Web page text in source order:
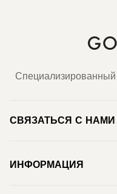
СВЯЗАТЬСЯ С НАМИ
ИНФОРМАЦИЯ